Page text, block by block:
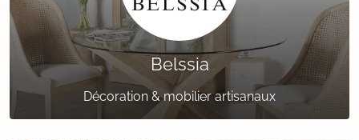
Belssia
Décoration & mobilier artisanaux